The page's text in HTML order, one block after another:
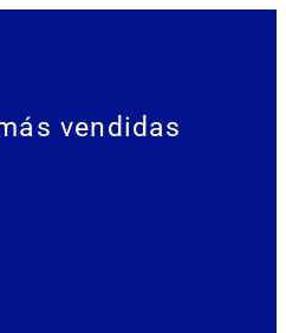
vendidas